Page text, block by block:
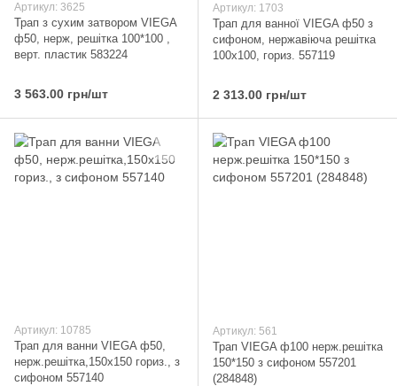
Артикул: 3625
Трап з сухим затвором VIEGA
ф50, нерж, решiтка 100*100 ,
верт. пластик 583224
3 563.00 грн/шт
Артикул: 1703
Трап для ванної VIEGA ф50 з
сифоном, нержавіюча решiтка
100х100, гориз. 557119
2 313.00 грн/шт
Артикул: 10785
Трап для ванни VIEGA ф50,
нерж.решітка,150х150 гориз., з
сифоном 557140
Артикул: 561
Трап VIEGA ф100 нерж.решітка
150*150 з сифоном 557201
(284848)